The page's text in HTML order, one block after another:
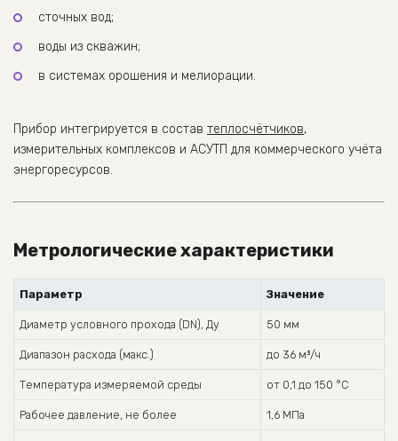
сточных вод;
воды из скважин;
в системах орошения и мелиорации.
Прибор интегрируется в состав теплосчётчиков,
измерительных комплексов и АСУТП для коммерческого учёта
энергоресурсов.
Метрологические характеристики
Параметр Значение
Диаметр условного прохода (DN), Ду 50 мм
Диапазон расхода (макс.) до 36 м³/ч
Температура измеряемой среды от 0,1 до 150 °С
Рабочее давление, не более 1,6 МПа